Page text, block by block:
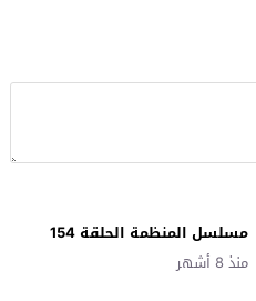
مسلسل المنظمة الحلقة 154
منذ 8 أشهر